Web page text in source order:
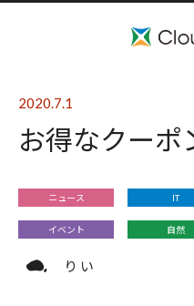
施
アク
2020.7.1
お得なクーポ
ニュース IT
イベント 自然
り い